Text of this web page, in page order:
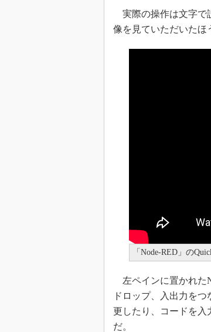
実際の操作は文字で
像を見ていただいたほ
「Node-RED」の
左ペインに置かれた
ドロップ、入出力を
更したり、コードを入
だ。